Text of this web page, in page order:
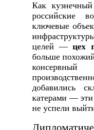
Как
российские
ключевые
целей —цех
больше
добавились
катерами — эти
не успели